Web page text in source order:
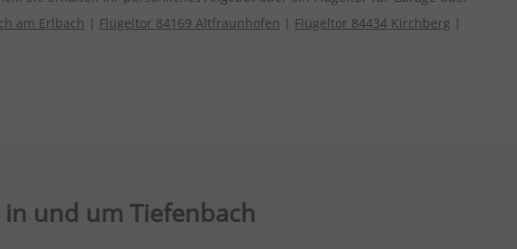
am Erlbach | Flügeltor 84169 Altfraunhofen | Flügeltor 84434 Kirchberg |
und um Tiefenbach